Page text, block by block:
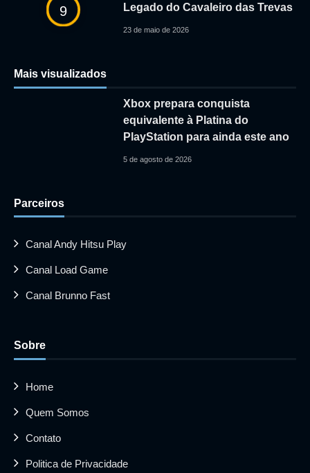
9
Legado do Cavaleiro das Trevas
23 de maio de 2026
Mais visualizados
Xbox prepara conquista
equivalente à Platina do
PlayStation para ainda este ano
5 de agosto de 2026
Parceiros
Canal Andy Hitsu Play
Canal Load Game
Canal Brunno Fast
Sobre
Home
Quem Somos
Contato
Politica de Privacidade